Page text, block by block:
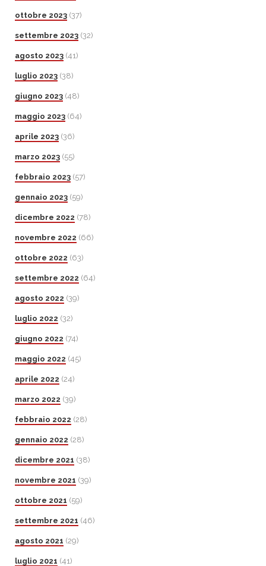
ottobre 2023 (37)
settembre 2023 (32)
agosto 2023 (41)
luglio 2023 (38)
giugno 2023 (48)
maggio 2023 (64)
aprile 2023 (36)
marzo 2023 (55)
febbraio 2023 (57)
gennaio 2023 (59)
dicembre 2022 (78)
novembre 2022 (66)
ottobre 2022 (63)
settembre 2022 (64)
agosto 2022 (39)
luglio 2022 (32)
giugno 2022 (74)
maggio 2022 (45)
aprile 2022 (24)
marzo 2022 (39)
febbraio 2022 (28)
gennaio 2022 (28)
dicembre 2021 (38)
novembre 2021 (39)
ottobre 2021 (59)
settembre 2021 (46)
agosto 2021 (29)
luglio 2021 (41)